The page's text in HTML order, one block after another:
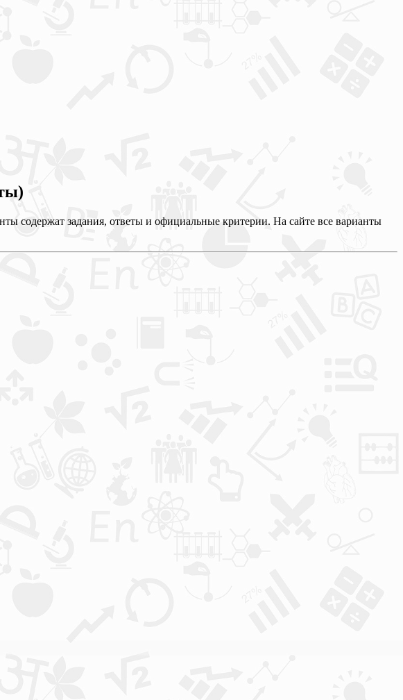
содержат задания, ответы и официальные критерии. На сайте все варианты